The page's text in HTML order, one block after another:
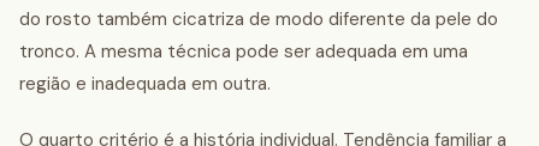
do rosto também cicatriza de modo diferente da pele do
tronco. A mesma técnica pode ser adequada em uma
região e inadequada em outra.
O quarto critério é a história individual. Tendência familiar a